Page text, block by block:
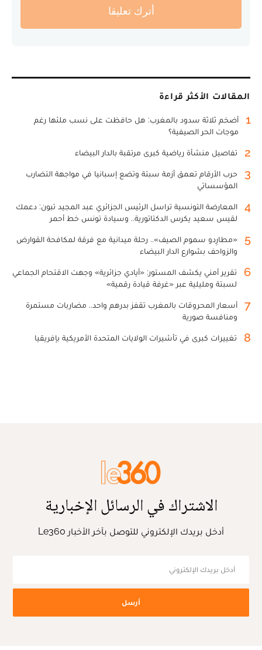
أترك تعليقا
المقالات الأكثر قراءة
1
أضخم ثلاثة سدود بالمغرب: هل حافظت على نسب ملئها رغم
موجات الحر الصيفية؟
2 تفاصيل منشأة رياضية كبرى مرتقبة بالدار البيضاء
3
حرب الأرقام تعمق أزمة سبتة وتضع إسبانيا في مواجهة التضارب
المؤسساتي
4
المعارضة التونسية تراسل الرئيس الجزائري عبد المجيد تبون: دعمك
لقيس سعيد يكرس الدكتاتورية.. وسيادة تونس خط أحمر
5
«مطارِدو سموم الصيف».. رحلة ميدانية مع فرقة لمكافحة القوارض
والزواحف بشوارع الدار البيضاء
6
تقرير أمني يكشف المستور: «أيادي جزائرية» وجهت الاقتحام الجماعي
لسبتة ومليلية عبر «غرفة قيادة رقمية»
7
أسعار المحروقات بالمغرب تقفز بدرهم واحد.. مضاربات مستمرة
ومنافسة صورية
8 تغييرات كبرى في تأشيرات الولايات المتحدة الأمريكية بإفريقيا
الاشتراك في الرسائل الإخبارية
أدخل بريدك الإلكتروني للتوصل بآخر الأخبار Le360
أرسل